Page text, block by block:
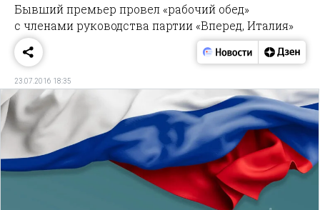
Бывший премьер провел «рабочий обед»
с членами руководства партии «Вперед, Италия»
23.07.2016 18:35